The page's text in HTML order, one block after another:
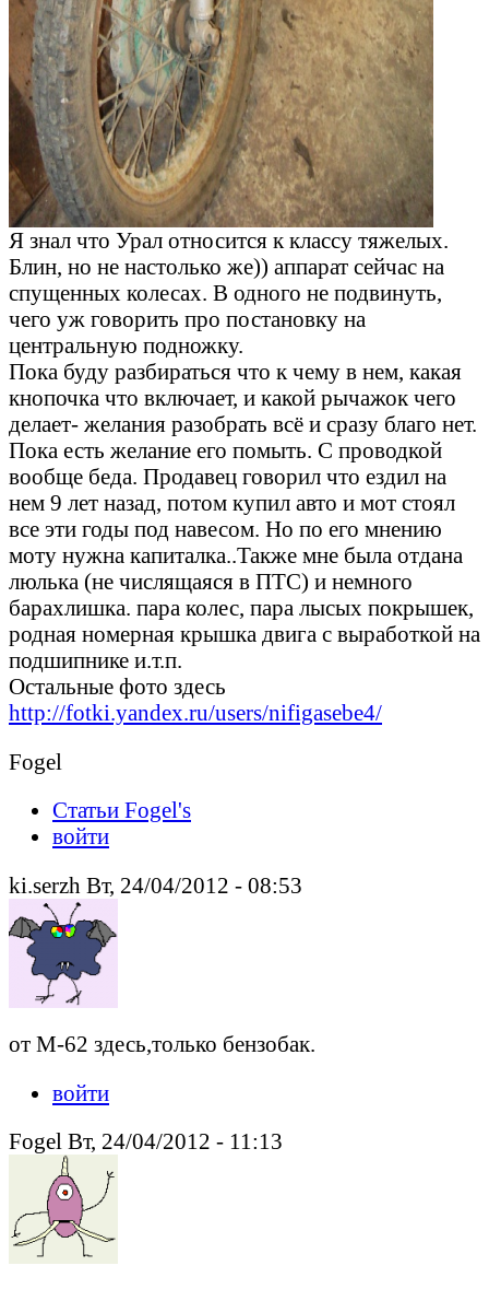
Я знал что Урал относится к классу тяжелых.
Блин, но не настолько же)) аппарат сейчас на
спущенных колесах. В одного не подвинуть,
чего уж говорить про постановку на
центральную подножку.
Пока буду разбираться что к чему в нем, какая
кнопочка что включает, и какой рычажок чего
делает- желания разобрать всё и сразу благо нет.
Пока есть желание его помыть. С проводкой
вообще беда. Продавец говорил что ездил на
нем 9 лет назад, потом купил авто и мот стоял
все эти годы под навесом. Но по его мнению
моту нужна капиталка..Также мне была отдана
люлька (не числящаяся в ПТС) и немного
барахлишка. пара колес, пара лысых покрышек,
родная номерная крышка двига с выработкой на
подшипнике и.т.п.
Остальные фото здесь
http://fotki.yandex.ru/users/nifigasebe4/
Fogel
Статьи Fogel's
войти
ki.serzh Вт, 24/04/2012 - 08:53
от М-62 здесь,только бензобак.
войти
Fogel Вт, 24/04/2012 - 11:13